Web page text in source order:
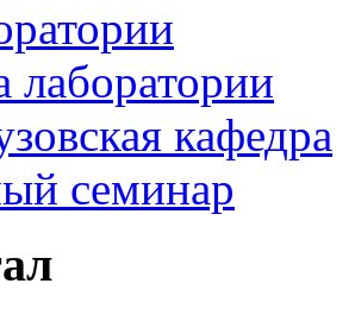
лаборатории
кафедра
семинар